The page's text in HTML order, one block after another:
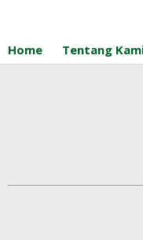
konten
Home Tentang